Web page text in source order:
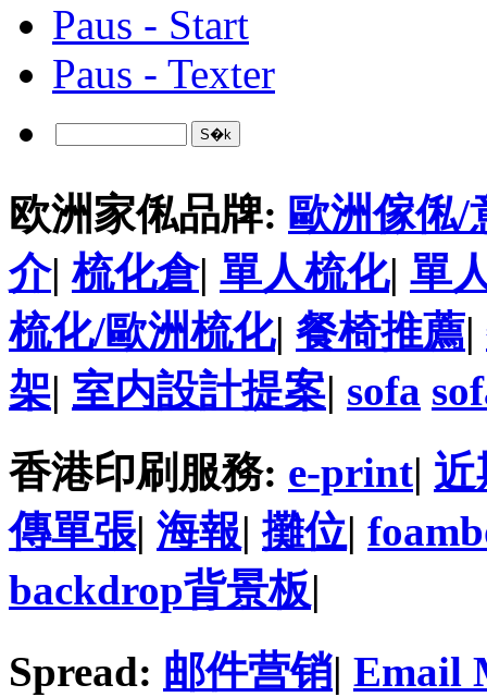
Paus - Start
Paus - Texter
欧洲家俬品牌: 歐洲傢俬/
介|梳化倉| 單人梳化| 單
梳化/歐洲梳化| 餐椅推薦|
架| 室内設計提案| sofa
香港印刷服務: e-print| 近
傳單張| 海報|攤位|
backdrop背景板|
Spread: 邮件营销| Email